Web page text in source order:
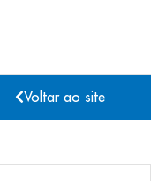
Voltar ao site